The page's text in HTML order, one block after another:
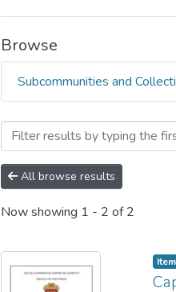
Browse
Subcommunities and
Browsing
All browse results
Now showing 1 - 2 of 2
Item